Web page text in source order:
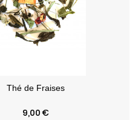
Prix
9,00 €